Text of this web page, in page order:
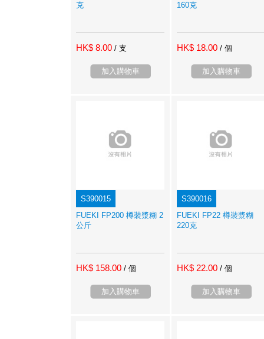
克
HK$ 8.00 / 支
加入購物車
160克
HK$ 18.00 / 個
加入購物車
S390015
FUEKI FP200 樽裝漿糊 2
公斤
HK$ 158.00 / 個
加入購物車
S390016
FUEKI FP22 樽裝漿糊
220克
HK$ 22.00 / 個
加入購物車